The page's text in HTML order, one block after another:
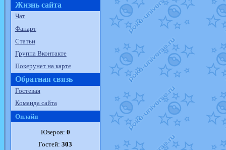
Жизнь сайта
Чат
Фанарт
Статьи
Группа Вконтакте
Покерунет на карте
Обратная связь
Гостевая
Команда сайта
Онлайн
Юзеров: 0
Гостей:303